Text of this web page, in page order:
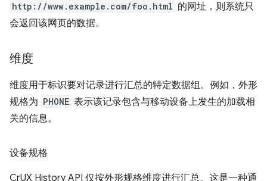
http://www.example.com/foo.html 的网址，则系统只
会返回该网页的数据。
维度
维度用于标识要对记录进行汇总的特定数据组。例如，外形
规格为 PHONE 表示该记录包含与移动设备上发生的加载相
关的信息。
设备规格
CrUX History API 仅按外形规格维度进行汇总。这是一种通